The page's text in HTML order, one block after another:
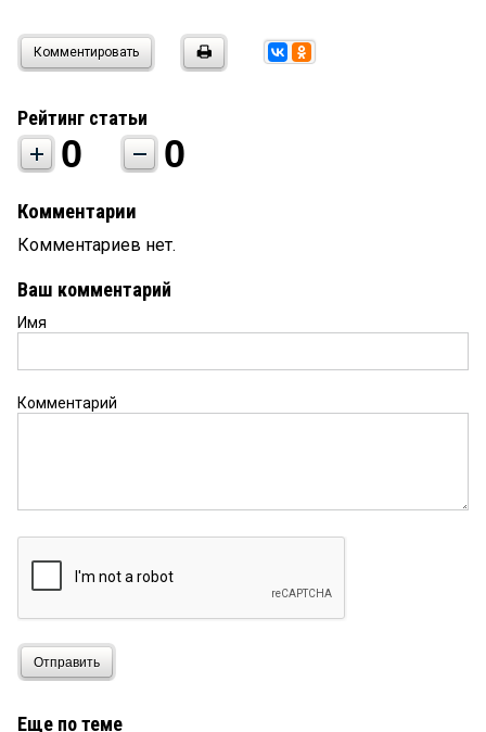
Комментировать
Рейтинг статьи
0 0
Комментарии
Комментариев нет.
Ваш комментарий
Имя
Комментарий
Отправить
Еще по теме